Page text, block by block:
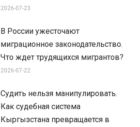
2026-07-23
В России ужесточают
миграционное законодательство.
Что ждет трудящихся мигрантов?
2026-07-22
Судить нельзя манипулировать.
Как судебная система
Кыргызстана превращается в